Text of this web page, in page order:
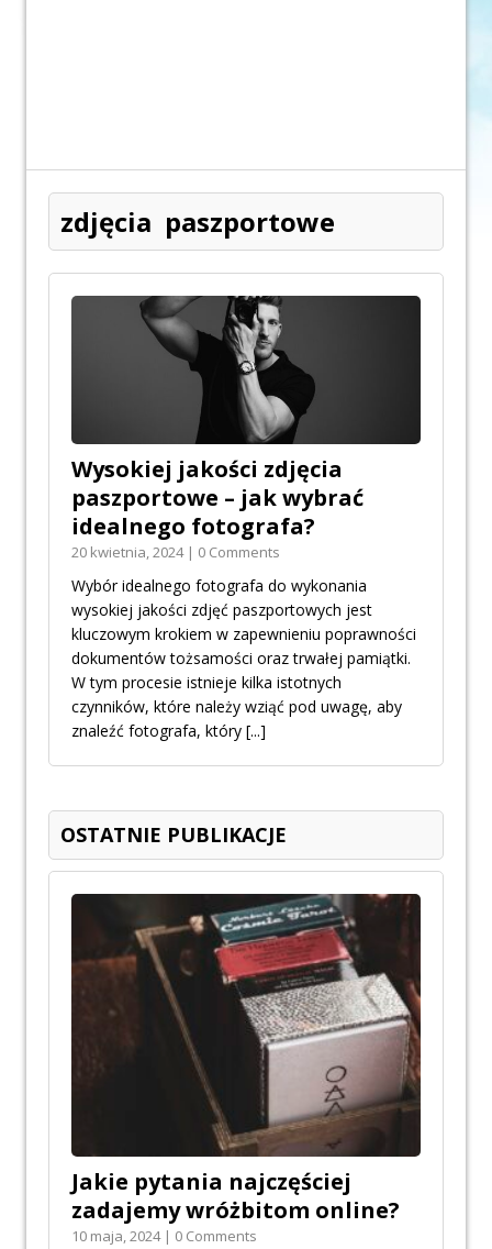
zdjęcia paszportowe
Wysokiej jakości zdjęcia
paszportowe – jak wybrać
idealnego fotografa?
20 kwietnia, 2024 | 0 Comments
Wybór idealnego fotografa do wykonania
wysokiej jakości zdjęć paszportowych jest
kluczowym krokiem w zapewnieniu poprawności
dokumentów tożsamości oraz trwałej pamiątki.
W tym procesie istnieje kilka istotnych
czynników, które należy wziąć pod uwagę, aby
znaleźć fotografa, który [...]
OSTATNIE PUBLIKACJE
Jakie pytania najczęściej
zadajemy wróżbitom online?
10 maja, 2024 | 0 Comments